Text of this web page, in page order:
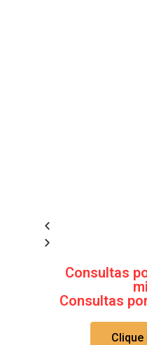
Consultas
Consultas
Clique